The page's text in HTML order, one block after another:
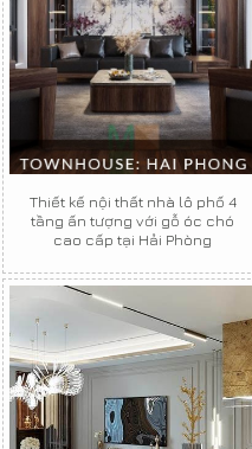
Thiết kế nội thất nhà lô phố 4
tầng ấn tượng với gỗ óc chó
cao cấp tại Hải Phòng